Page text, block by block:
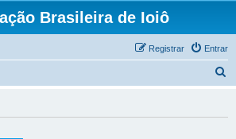
Brasileira de Ioiô
Entrar
Registrar